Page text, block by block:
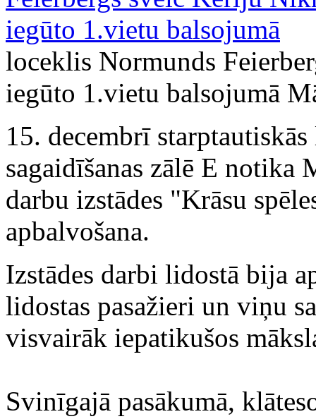
loceklis Normunds
iegūto 1.vietu balsojumā
15. decembrī
sagaidīšanas zālē E notika
darbu izstādes "Krāsu
apbalvošana.
Izstādes darbi lidostā bija
lidostas pasažieri un viņu
visvairāk iepatikušos
Svinīgajā pasākumā,